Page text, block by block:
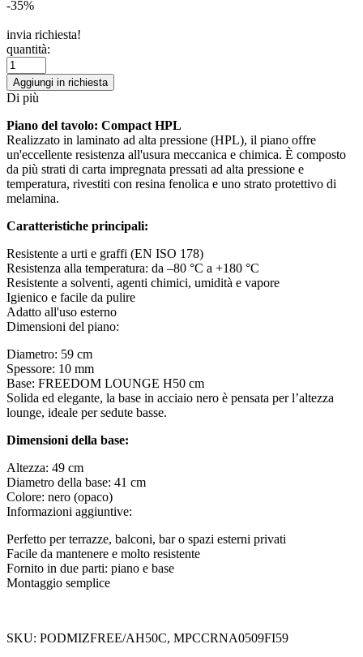
-35%
invia richiesta!
quantità:
Aggiungi in richiesta
Di più
Piano del tavolo: Compact HPL
Realizzato in laminato ad alta pressione (HPL), il piano offre
un'eccellente resistenza all'usura meccanica e chimica. È composto
da più strati di carta impregnata pressati ad alta pressione e
temperatura, rivestiti con resina fenolica e uno strato protettivo di
melamina.
Caratteristiche principali:
Resistente a urti e graffi (EN ISO 178)
Resistenza alla temperatura: da –80 °C a +180 °C
Resistente a solventi, agenti chimici, umidità e vapore
Igienico e facile da pulire
Adatto all'uso esterno
Dimensioni del piano:
Diametro: 59 cm
Spessore: 10 mm
Base: FREEDOM LOUNGE H50 cm
Solida ed elegante, la base in acciaio nero è pensata per l’altezza
lounge, ideale per sedute basse.
Dimensioni della base:
Altezza: 49 cm
Diametro della base: 41 cm
Colore: nero (opaco)
Informazioni aggiuntive:
Perfetto per terrazze, balconi, bar o spazi esterni privati
Facile da mantenere e molto resistente
Fornito in due parti: piano e base
Montaggio semplice
SKU: PODMIZFREE/AH50C, MPCCRNA0509FI59